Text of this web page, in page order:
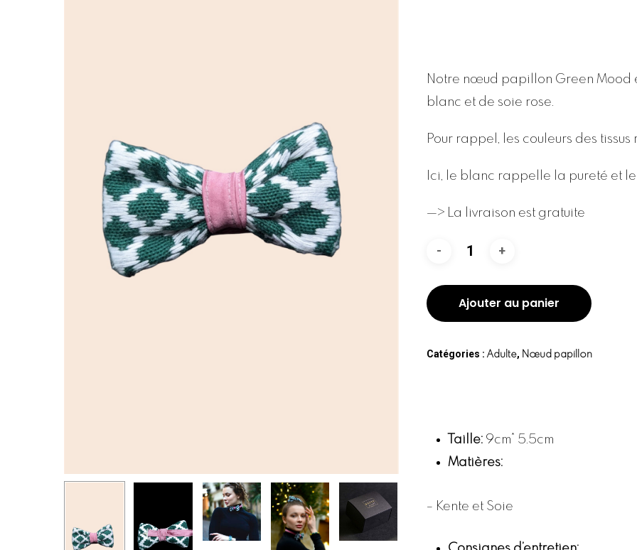
Notre nœud papillon Green Mood
blanc et de soie rose.
Pour rappel, les couleurs des
Ici, le blanc rappelle la pureté et
—> La livraison est gratuite
Ajouter au panier
Catégories : Adulte, Nœud papillon
Taille:9cm* 5.5cm
Matières:
– Kente et Soie